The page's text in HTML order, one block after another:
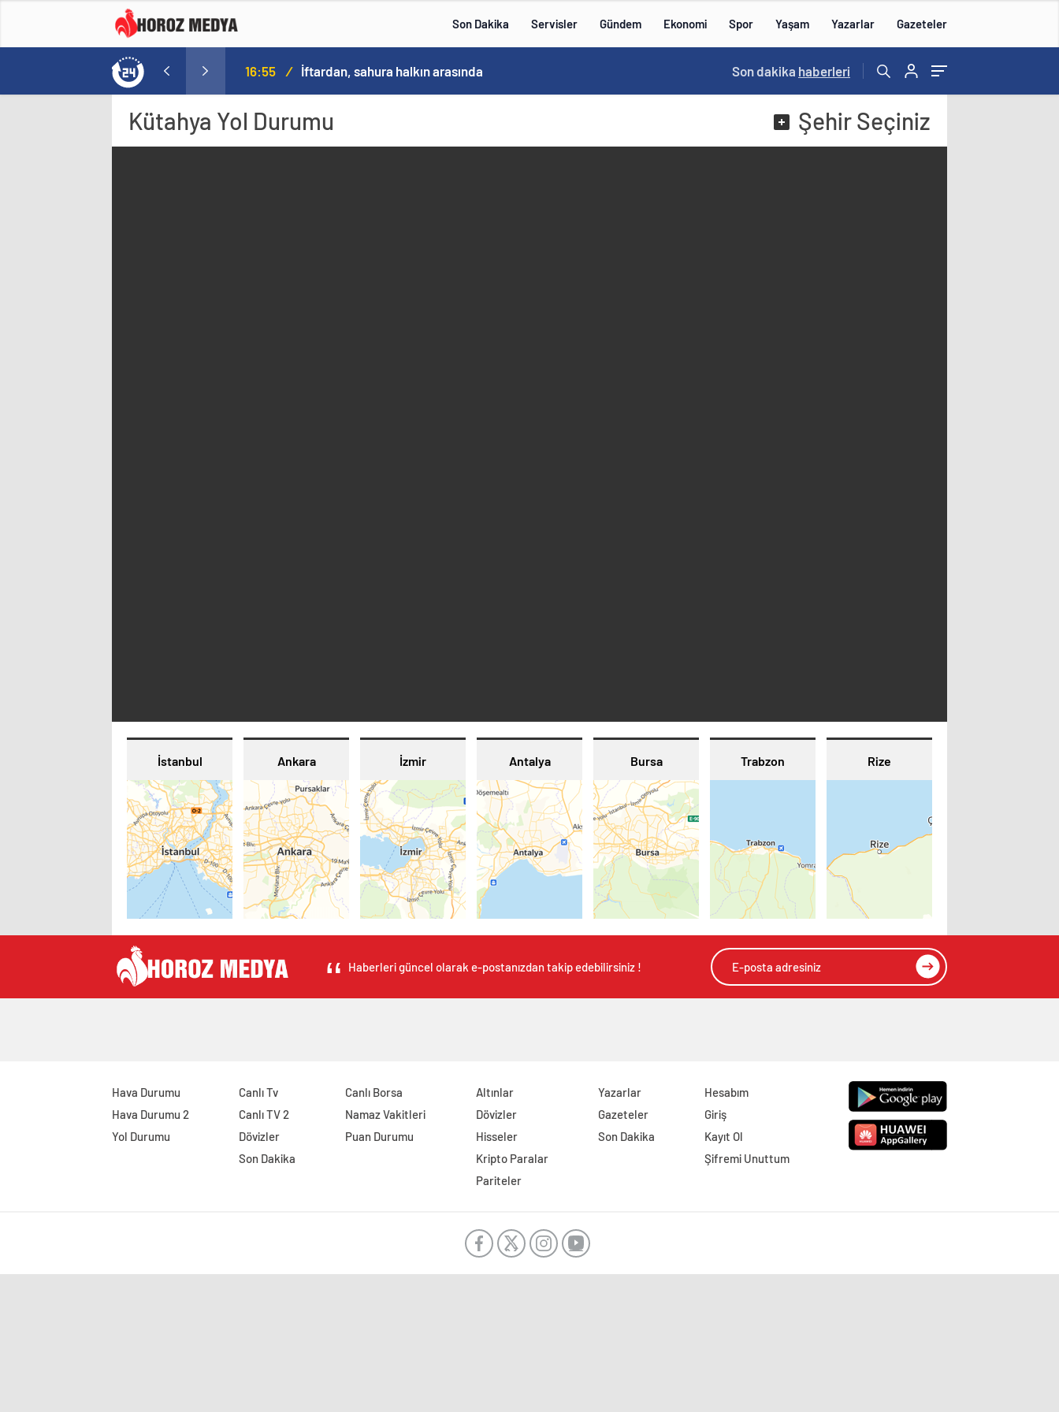
Son Dakika Servisler Gündem Ekonomi Spor Yaşam Yazarlar Gazeteler
16:55 / İftardan, sahura halkın arasında 16:09 /
Son dakika haberleri
Kütahya Yol Durumu ŞehirSeçiniz
İstanbul Ankara İzmir Antalya Bursa Trabzon Rize
Haberleri güncel olarak e-postanızdan takip edebilirsiniz !
Hava Durumu
Hava Durumu 2
Yol Durumu
Canlı Tv
Canlı TV 2
Dövizler
Son Dakika
Canlı Borsa
Namaz Vakitleri
Puan Durumu
Altınlar
Dövizler
Hisseler
Kripto Paralar
Pariteler
Yazarlar
Gazeteler
Son Dakika
Hesabım
Giriş
Kayıt Ol
Şifremi Unuttum